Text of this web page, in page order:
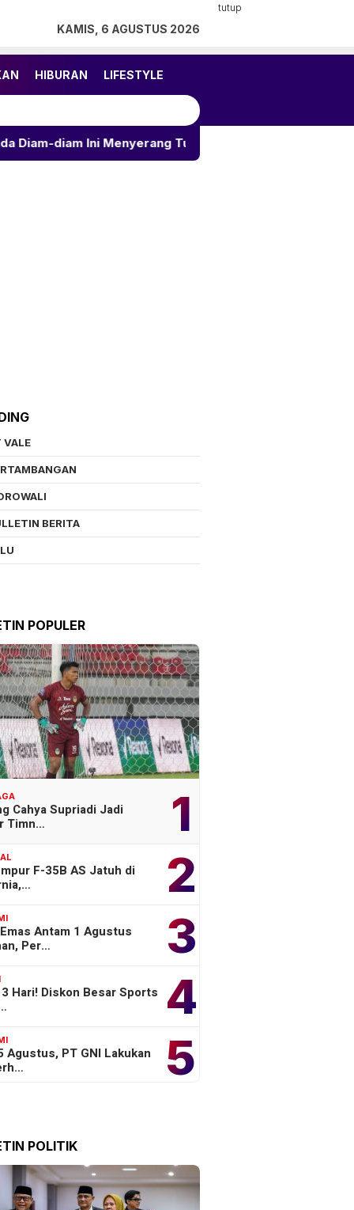
tutup
KAMIS, 6 AGUSTUS 2026
HIBURAN LIFESTYLE
Menyerang Tubuh KOTAK Akhiri 18 Tahun
VALE
BERITA
POPULER
1
Cahya Supriadi Jadi
Timn…
2
F-35B AS Jatuh di
3
Antam 1 Agustus
Per…
4
Hari! Diskon Besar Sports
5
Agustus, PT GNI Lakukan
POLITIK